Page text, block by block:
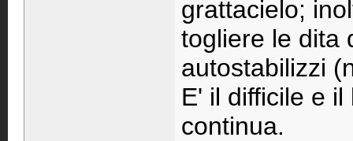
grattacielo;
togliere le dita
autostabilizzi
E' il difficile e
continua.